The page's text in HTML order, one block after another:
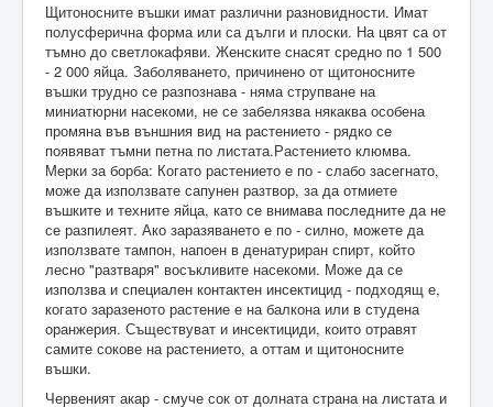
Щитоносните въшки имат различни разновидности. Имат
полусферична форма или са дълги и плоски. На цвят са от
тъмно до светлокафяви. Женските снасят средно по 1 500
- 2 000 яйца. Заболяването, причинено от щитоносните
въшки трудно се разпознава - няма струпване на
миниатюрни насекоми, не се забелязва някаква особена
промяна във външния вид на растението - рядко се
появяват тъмни петна по листата.Растението клюмва.
Мерки за борба: Когато растението е по - слабо засегнато,
може да използвате сапунен разтвор, за да отмиете
въшките и техните яйца, като се внимава последните да не
се разпилеят. Ако заразяването е по - силно, можете да
използвате тампон, напоен в денатуриран спирт, който
лесно "разтваря" восъкливите насекоми. Може да се
използва и специален контактен инсектицид - подходящ е,
когато заразеното растение е на балкона или в студена
оранжерия. Съществуват и инсектициди, които отравят
самите сокове на растението, а оттам и щитоносните
въшки.
Червеният акар - смуче сок от долната страна на листата и